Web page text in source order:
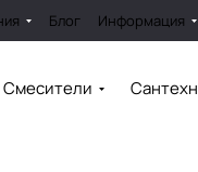
Блог Информация
Смесители